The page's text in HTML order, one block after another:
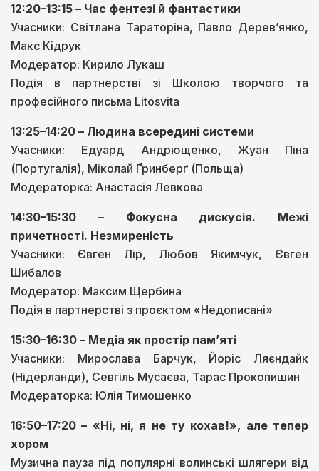
12:20–13:15 – Час фентезі й фантастики
Учасники: Світлана Тараторіна, Павло Деревʼянко,
Макс Кідрук
Модератор: Кирило Лукаш
Подія в партнерстві зі Школою творчого та
професійного письма Litosvita
13:25–14:20 – Людина всередині системи
Учасники: Едуард Андрющенко, Жуан Піна
(Португалія), Міколай Ґринберґ (Польща)
Модераторка: Анастасія Левкова
14:30–15:30 – Фокусна дискусія. Межі
причетності. Незмиреність
Учасники: Євген Лір, Любов Якимчук, Євген
Шибалов
Модератор: Максим Щербина
Подія в партнерстві з проєктом «Недописані»
15:30–16:30 – Медіа як простір пам’яті
Учасники: Мирослава Барчук, Йоріс Ляєндайк
(Нідерланди), Севгіль Мусаєва, Тарас Прокопишин
Модераторка: Юлія Тимошенко
16:50–17:20 – «Ні, ні, я не ту кохав!», але тепер
хором
Музична пауза під популярні волинські шлягери від